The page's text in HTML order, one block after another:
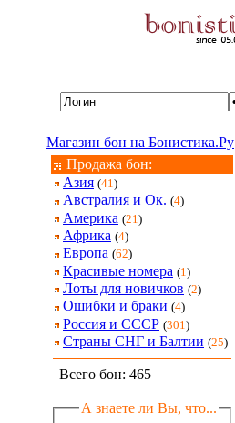
Магазин бон на Бонистика.Ру
Продажа бон:
Азия (41)
Австралия и Ок. (4)
Америка (21 )
Африка (4)
Европа (62)
Красивые номера (1 )
Лоты для новичков (2)
Ошибки и браки (4)
Россия и СССР (301 )
Страны СНГ и Балтии (25)
Всего бон: 465
А знаете ли Вы, что...